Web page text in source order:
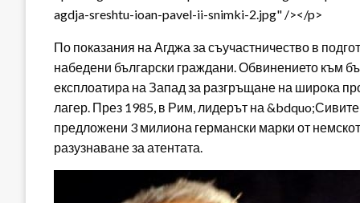
agdja-sreshtu-ioan-pavel-ii-snimki-2.jpg" /></p>
По показания на Агджа за съучастничество в
набедени български граждани. Обвинението към
експлоатира на Запад за разгръщане на широка
лагер. През 1985, в Рим, лидерът на
предложени 3 милиона германски марки от
разузнаване за атентата.